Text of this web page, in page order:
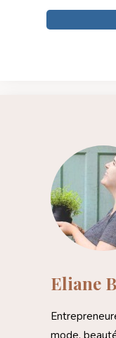
Eliane
mode,